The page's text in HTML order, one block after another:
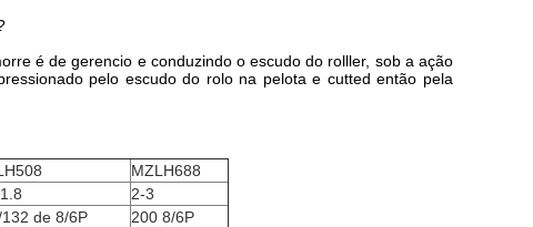
é de gerencio e conduzindo o escudo do rolller, sob a ação
pelo escudo do rolo na pelota e cutted então pela
MZLH688
2-3
132 de 8/6P
200 8/6P